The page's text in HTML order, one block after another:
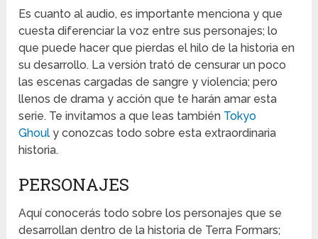
Es cuanto al audio, es importante menciona y que
cuesta diferenciar la voz entre sus personajes; lo
que puede hacer que pierdas el hilo de la historia en
su desarrollo. La versión trató de censurar un poco
las escenas cargadas de sangre y violencia; pero
llenos de drama y acción que te harán amar esta
serie. Te invitamos a que leas también Tokyo
Ghoul y conozcas todo sobre esta extraordinaria
historia.
PERSONAJES
Aquí conocerás todo sobre los personajes que se
desarrollan dentro de la historia de Terra Formars;